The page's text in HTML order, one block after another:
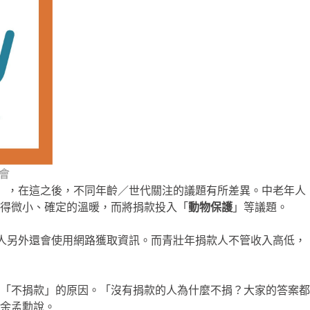
在這之後，不同年齡／世代關注的議題有所差異。中老年人
微小、確定的溫暖，而將捐款投入「 動物保護 」等議題。
外還會使用網路獲取資訊。而青壯年捐款人不管收入高低，
不捐款」的原因。「沒有捐款的人為什麼不捐？大家的答案都
孟勳說。